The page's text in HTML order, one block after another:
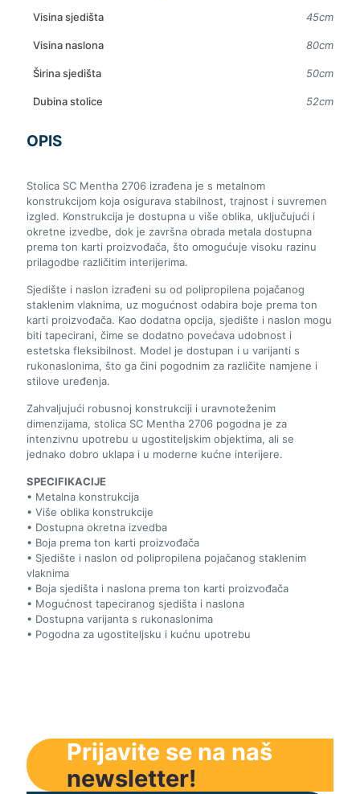
Visina sjedišta 45cm
Visina naslona 80cm
Širina sjedišta 50cm
Dubina stolice 52cm
OPIS
Stolica SC Mentha 2706 izrađena je s metalnom
konstrukcijom koja osigurava stabilnost, trajnost i suvremen
izgled. Konstrukcija je dostupna u više oblika, uključujući i
okretne izvedbe, dok je završna obrada metala dostupna
prema ton karti proizvođača, što omogućuje visoku razinu
prilagodbe različitim interijerima.
Sjedište i naslon izrađeni su od polipropilena pojačanog
staklenim vlaknima, uz mogućnost odabira boje prema ton
karti proizvođača. Kao dodatna opcija, sjedište i naslon mogu
biti tapecirani, čime se dodatno povećava udobnost i
estetska fleksibilnost. Model je dostupan i u varijanti s
rukonaslonima, što ga čini pogodnim za različite namjene i
stilove uređenja.
Zahvaljujući robusnoj konstrukciji i uravnoteženim
dimenzijama, stolica SC Mentha 2706 pogodna je za
intenzivnu upotrebu u ugostiteljskim objektima, ali se
jednako dobro uklapa i u moderne kućne interijere.
SPECIFIKACIJE
• Metalna konstrukcija
• Više oblika konstrukcije
• Dostupna okretna izvedba
• Boja prema ton karti proizvođača
• Sjedište i naslon od polipropilena pojačanog staklenim
vlaknima
• Boja sjedišta i naslona prema ton karti proizvođača
• Mogućnost tapeciranog sjedišta i naslona
• Dostupna varijanta s rukonaslonima
• Pogodna za ugostiteljsku i kućnu upotrebu
Prijavite se na naš
newsletter!